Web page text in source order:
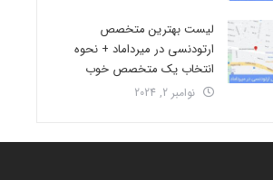
لیست بهترین متخصص
ارتودنسی در میرداماد + نحوه
انتخاب یک متخصص خوب
نوامبر 2, 2024